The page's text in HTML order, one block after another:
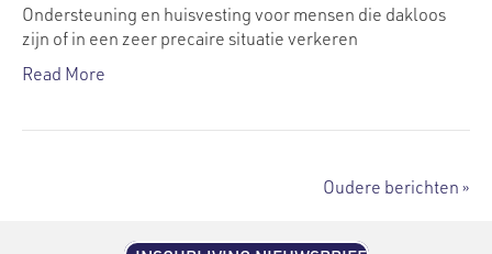
Ondersteuning en huisvesting voor mensen die dakloos
zijn of in een zeer precaire situatie verkeren
Read More
Oudere berichten »